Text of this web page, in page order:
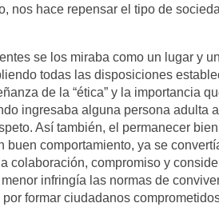
nos hace repensar el tipo de
se los miraba como un lugar y
todas las disposiciones
de la “ética” y la importancia
ingresaba alguna persona adulta
Así también, el permanecer
comportamiento, ya se
colaboración, compromiso y
infringía las normas de
formar ciudadanos